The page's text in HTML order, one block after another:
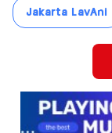
Jakarta LavAni